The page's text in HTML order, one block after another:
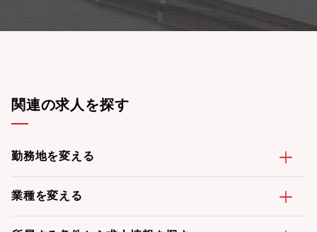
関連の求人を探す
勤務地を変える
業種を変える